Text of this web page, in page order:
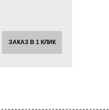
ЗАКАЗ В 1 КЛИК